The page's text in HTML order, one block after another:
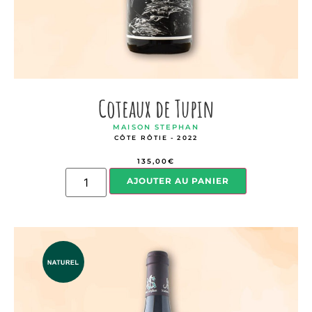
Coteaux de Tupin
MAISON STEPHAN
CÔTE RÔTIE - 2022
135,00€
AJOUTER AU PANIER